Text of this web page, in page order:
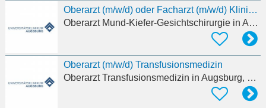
Oberarzt (m/w/d) oder Facharzt (m/w/d) Klinik für Mund-Kiefer-Gesichtschirurgie (MKG)
Oberarzt Mund-Kiefer-Gesichtschirurgiein Augsburg, Kriegshaber
Oberarzt (m/w/d) Transfusionsmedizin
Oberarzt Transfusionsmedizin in Augsburg, Kriegshaber